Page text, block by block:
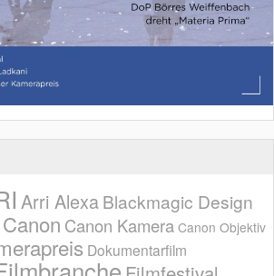
Arri AlexaBlackmagic Design
Canon Canon Kamera Canon Objektiv
Dokumentarfilm